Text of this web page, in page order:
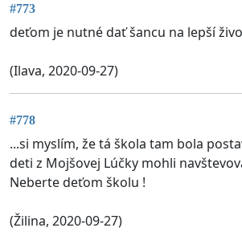
#773
deťom je nutné dať šancu na lepší
(Ilava, 2020-09-27)
#778
...si myslím, že tá škola tam bola
deti z Mojšovej Lúčky mohli
Neberte deťom školu !
(Žilina, 2020-09-27)